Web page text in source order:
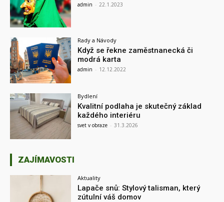
admin - 22.1.2023
Rady a Návody
Když se řekne zaměstnanecká či
modrá karta
admin - 12.12.2022
Bydlení
Kvalitní podlaha je skutečný základ
každého interiéru
svet v obraze - 31.3.2026
ZAJÍMAVOSTI
Aktuality
Lapače snů: Stylový talisman, který
zútulní váš domov